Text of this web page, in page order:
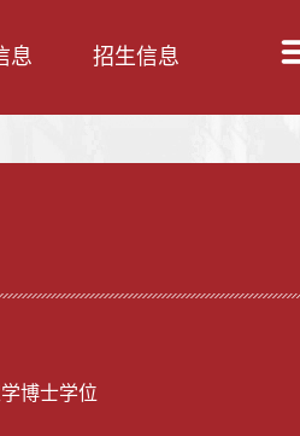
息 招生信息
博士学位